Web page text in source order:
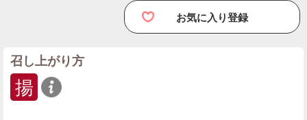
お気に入り登録
召し上がり方
揚